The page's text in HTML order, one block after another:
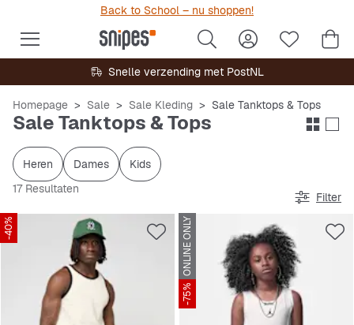
Back to School – nu shoppen!
Snelle verzending met PostNL
Homepage Sale Sale Kleding Sale Tanktops & Tops
Sale Tanktops & Tops
Heren Dames
Kids
17 Resultaten
Filter
-40% ONLINE ONLY
-75%